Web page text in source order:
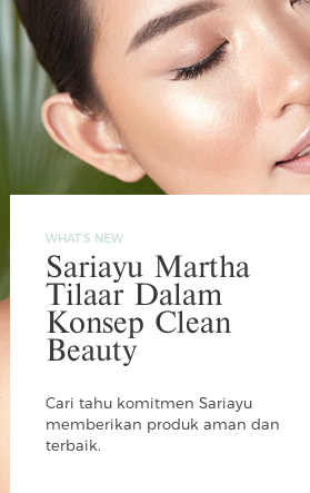
WHAT'S NEW
Sariayu Martha
Tilaar Dalam
Konsep Clean
Beauty
Cari tahu komitmen Sariayu
memberikan produk aman dan
terbaik.